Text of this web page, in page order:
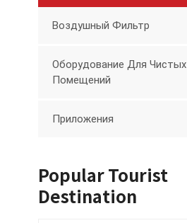
Воздушный Фильтр
Оборудование Для Чистых
Помещений
Приложения
Popular Tourist
Destination